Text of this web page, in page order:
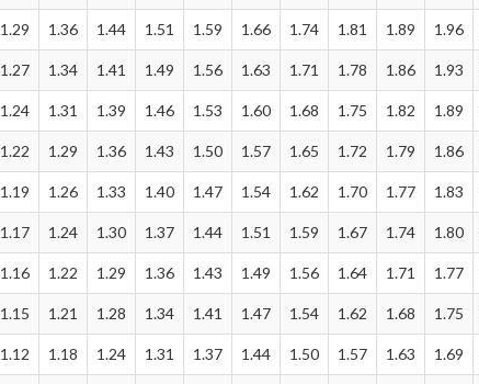
1.29 1.36 1.44 1.51 1.59 1.66 1.74 1.81 1.89 1.96
1.27 1.34 1.41 1.49 1.56 1.63 1.71 1.78 1.86 1.93
1.24 1.31 1.39 1.46 1.53 1.60 1.68 1.75 1.82 1.89
1.22 1.29 1.36 1.43 1.50 1.57 1.65 1.72 1.79 1.86
1.19 1.26 1.33 1.40 1.47 1.54 1.62 1.70 1.77 1.83
1.17 1.24 1.30 1.37 1.44 1.51 1.59 1.67 1.74 1.80
1.16 1.22 1.29 1.36 1.43 1.49 1.56 1.64 1.71 1.77
1.15 1.21 1.28 1.34 1.41 1.47 1.54 1.62 1.68 1.75
1.12 1.18 1.24 1.31 1.37 1.44 1.50 1.57 1.63 1.69